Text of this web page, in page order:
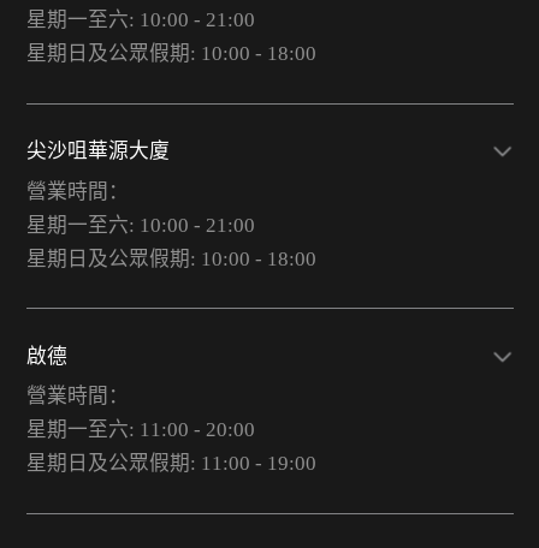
星期一至六: 10:00 - 21:00
星期日及公眾假期: 10:00 - 18:00
尖沙咀華源大廈
營業時間：
星期一至六: 10:00 - 21:00
星期日及公眾假期: 10:00 - 18:00
啟德
營業時間：
星期一至六: 11:00 - 20:00
星期日及公眾假期: 11:00 - 19:00